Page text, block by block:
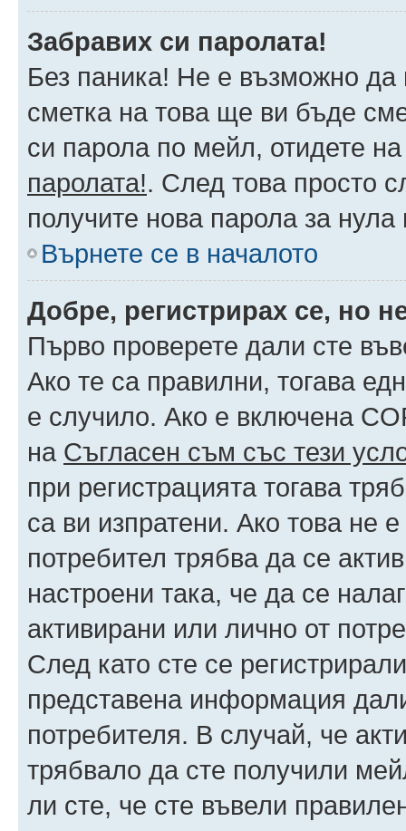
Забравих си паролата!
Без паника! Не е възможно да
сметка на това ще ви бъде
си парола по мейл, отидете
паролата!. След това просто
получите нова парола за
Върнете се в началото
Добре, регистрирах се, но
Първо проверете дали сте
Ако те са правилни, тогава
е случило. Ако е включена
на Съгласен съм със тези
при регистрацията тогава
са ви изпратени. Ако това не
потребител трябва да се
настроени така, че да се
активирани или лично от
След като сте се
представена информация
потребителя. В случай, че
трябвало да сте получили
ли сте, че сте въвели